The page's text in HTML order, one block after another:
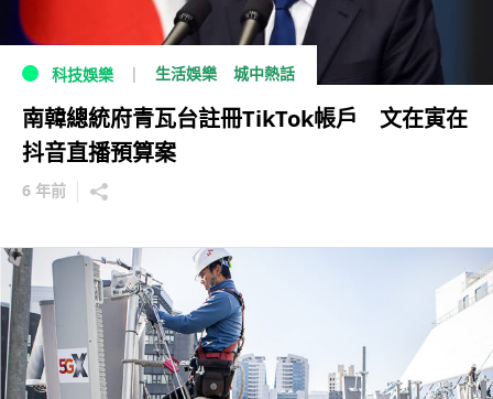
科技娛樂 生活娛樂 城中熱話
南韓總統府青瓦台註冊TikTok帳戶 文在寅在
抖音直播預算案
6 年前